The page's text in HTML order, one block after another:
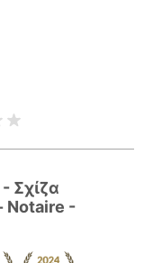
Σχίζα
Notaire -